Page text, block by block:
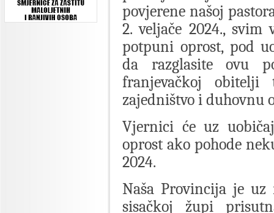
povjerene našoj
2. veljače 2024.,
potpuni oprost, pod
da razglasite ovu
franjevačkoj
zajedništvo i duhovnu
Vjernici će uz
oprost ako pohode
2024.
Naša Provincija je uz
sisačkoj župi